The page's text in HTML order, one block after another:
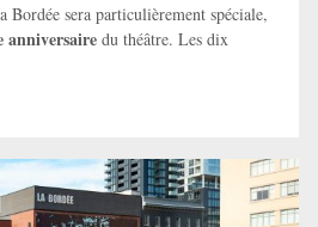
Bordée sera particulièrement spéciale,
anniversaire du théâtre. Les dix